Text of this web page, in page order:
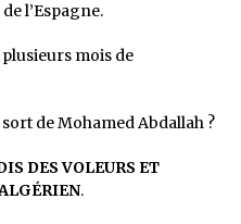
l’Espagne.
mois de
de Mohamed Abdallah ?
DES VOLEURS ET
.